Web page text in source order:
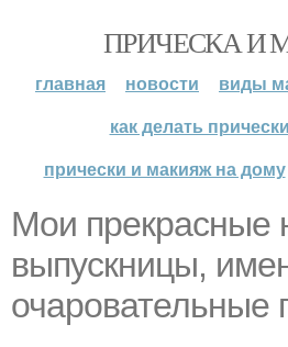
ПРИЧЕСКА И
главная новости
виды
как делать
прически и макияж на дому
Мои прекрасные
выпускницы,
очаровательные